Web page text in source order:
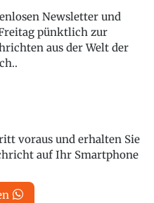
Newsletter und
pünktlich zur
aus der Welt der
voraus und erhalten Sie
auf Ihr Smartphone